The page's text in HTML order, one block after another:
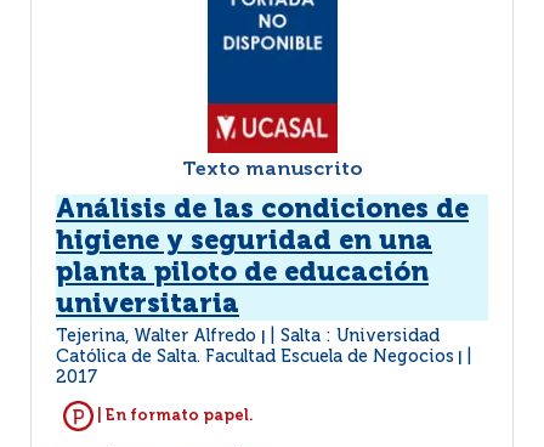
Texto manuscrito
Análisis de las condiciones de
higiene y seguridad en una
planta piloto de educación
universitaria
Tejerina, Walter Alfredo
Salta : Universidad
Católica de Salta. Facultad Escuela de Negocios
2017
| En formato papel.